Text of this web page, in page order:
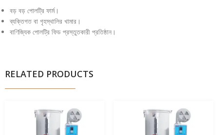
বড় বড় পোলট্রি ফার্ম।
ব্যক্তিগত বা গৃহস্থালির খামার।
বাণিজ্যিক পোলট্রি ফিড প্রস্তুতকারী প্রতিষ্ঠান।
RELATED PRODUCTS